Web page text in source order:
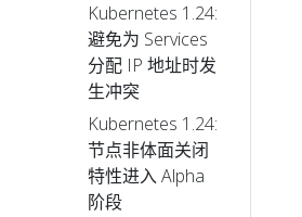
Kubernetes 1.24:
避免为 Services
分配 IP 地址时发
生冲突
Kubernetes 1.24:
节点非体面关闭
特性进入 Alpha
阶段